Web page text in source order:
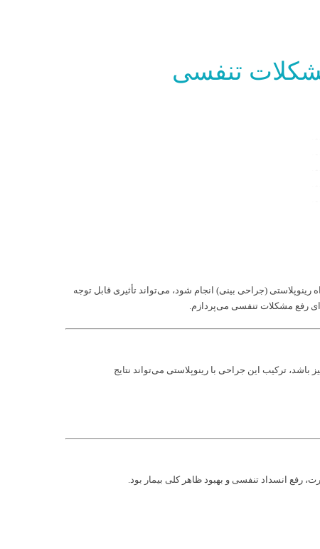
تنفسی
(جراحی بینی) انجام شود، می‌تواند تأثیری قابل توجه
رفع مشکلات تنفسی می‌پردازم.
ترکیب این جراحی با رینوپلاستی می‌تواند نتایج
رفع انسداد تنفسی و بهبود ظاهر کلی بیمار بود.